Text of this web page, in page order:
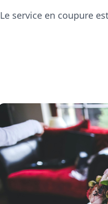
Le service en coupure